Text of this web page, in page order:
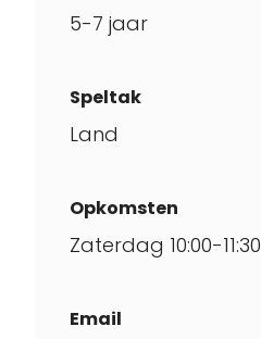
5-7 jaar
Speltak
Land
Opkomsten
Zaterdag 10:00-11:30
Email